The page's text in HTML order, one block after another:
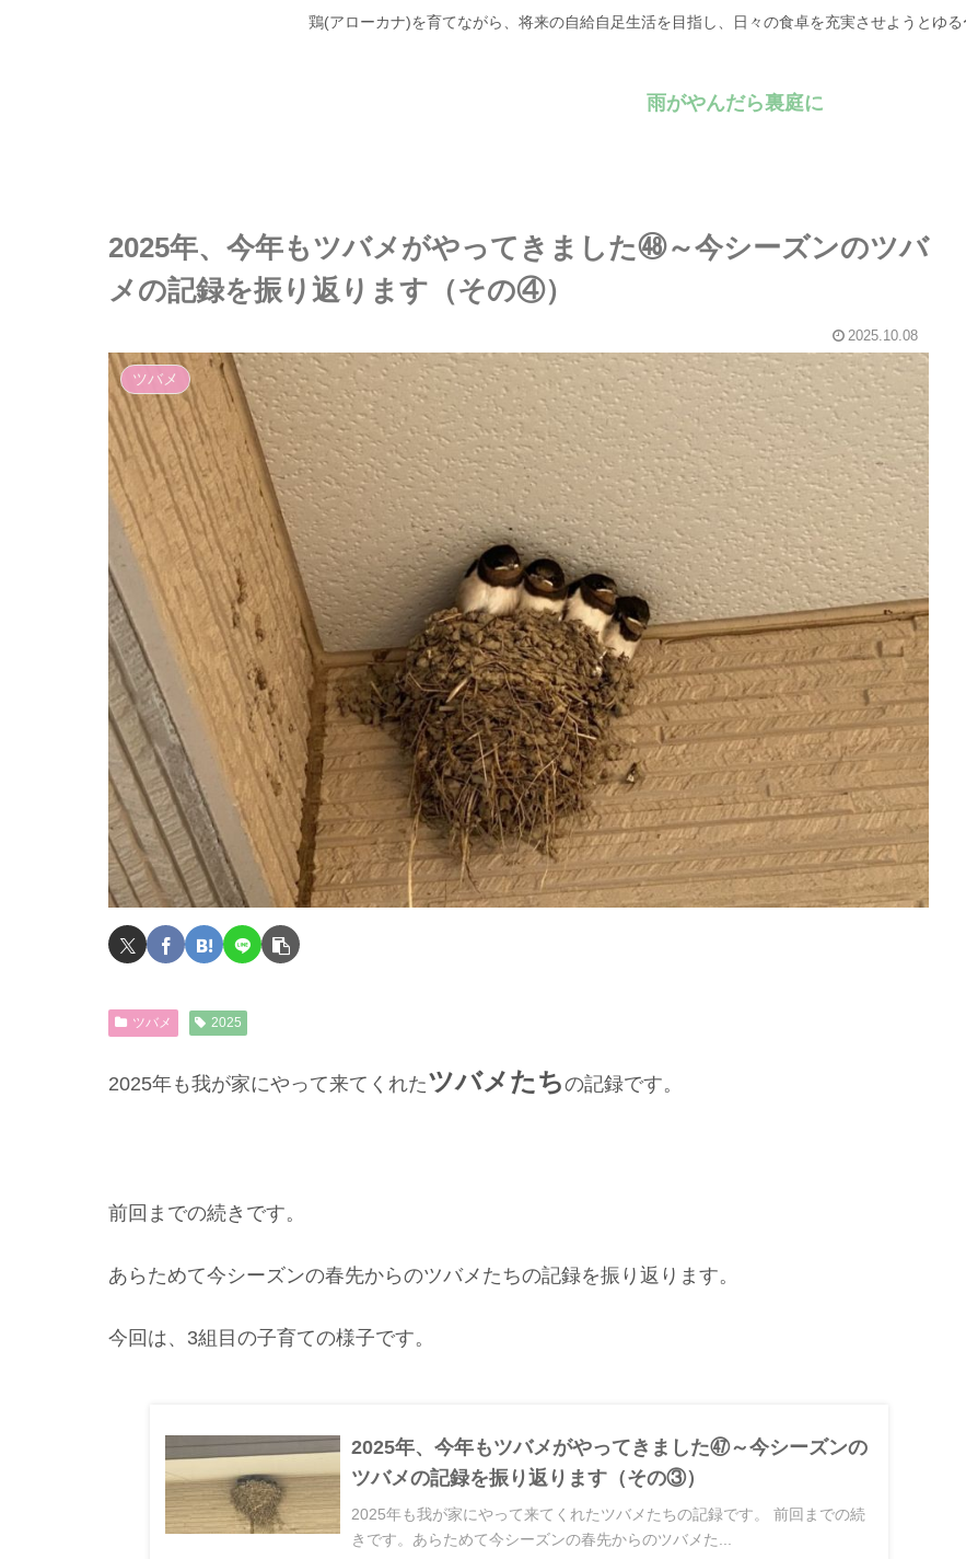
鶏(アローカナ)を育てながら、将来の自給自足生活を目指し、日々の食卓を充実させようとゆ
雨がやんだら裏庭に
2025年、今年もツバメがやってきました㊽～今シーズンのツバ
メの記録を振り返ります（その④）
2025.10.08
ツバメ
ツバメ 2025
2025年も我が家にやって来てくれたツバメたちの記録です。
前回までの続きです。
あらためて今シーズンの春先からのツバメたちの記録を振り返ります。
今回は、3組目の子育ての様子です。
2025年、今年もツバメがやってきました㊼～今シーズンの
ツバメの記録を振り返ります（その③）
2025年も我が家にやって来てくれたツバメたちの記録です。 前回までの続
きです。あらためて今シーズンの春先からのツバメた...